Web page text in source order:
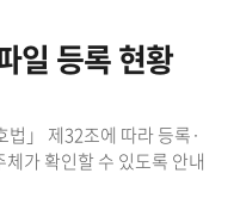
일 등록 현황
」 제32조에 따라 등록·
가 확인할 수 있도록 안내